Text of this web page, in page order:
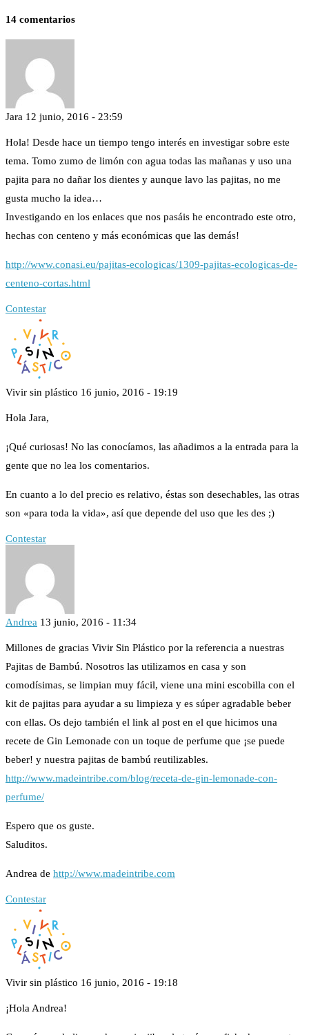
14 comentarios
Jara 12 junio, 2016 - 23:59
Hola! Desde hace un tiempo tengo interés en investigar sobre este
tema. Tomo zumo de limón con agua todas las mañanas y uso una
pajita para no dañar los dientes y aunque lavo las pajitas, no me
gusta mucho la idea…
Investigando en los enlaces que nos pasáis he encontrado este otro,
hechas con centeno y más económicas que las demás!
http://www.conasi.eu/pajitas-ecologicas/1309-pajitas-ecologicas-de-
centeno-cortas.html
Contestar
Vivir sin plástico 16 junio, 2016 - 19:19
Hola Jara,
¡Qué curiosas! No las conocíamos, las añadimos a la entrada para la
gente que no lea los comentarios.
En cuanto a lo del precio es relativo, éstas son desechables, las otras
son «para toda la vida», así que depende del uso que les des ;)
Contestar
Andrea 13 junio, 2016 - 11:34
Millones de gracias Vivir Sin Plástico por la referencia a nuestras
Pajitas de Bambú. Nosotros las utilizamos en casa y son
comodísimas, se limpian muy fácil, viene una mini escobilla con el
kit de pajitas para ayudar a su limpieza y es súper agradable beber
con ellas. Os dejo también el link al post en el que hicimos una
recete de Gin Lemonade con un toque de perfume que ¡se puede
beber! y nuestra pajitas de bambú reutilizables.
http://www.madeintribe.com/blog/receta-de-gin-lemonade-con-
perfume/
Espero que os guste.
Saluditos.
Andrea de http://www.madeintribe.com
Contestar
Vivir sin plástico 16 junio, 2016 - 19:18
¡Hola Andrea!